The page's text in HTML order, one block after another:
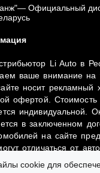
Официальный
Li Auto в
ваше внимание на
носит рекламный
офертой. Стоимость
индивидуальной.
в заключенном
на сайте
отличаться от
Более
cookie для